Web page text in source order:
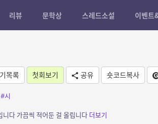
리뷰 문학상 스레드소설 이벤트
목록 첫회보기 공유 숏코드복사
#시
니다 가끔씩 적어둔 걸 올립니다 더보기